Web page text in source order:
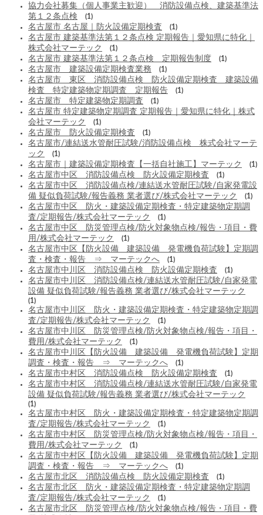
協力会社募集（個人事業主歓迎） 消防設備点検、建築基準法
第１２条点検
(1)
名古屋市 名古屋｜防火設備定期検査 (1)
名古屋市 建築基準法第１２条点検 定期報告｜愛知県に特化｜
株式会社マーテック
(1)
名古屋市 建築基準法第１２条点検 定期報告制度 (1)
名古屋市 建築設備定期検査業務 (1)
名古屋市 東区 消防設備点検 防火設備定期検査 建築設備
検査 特定建築物定期調査 定期報告
(1)
名古屋市 特定建築物定期調査 (1)
名古屋市 特定建築物定期調査 定期報告｜愛知県に特化｜株式
会社マーテック
(1)
名古屋市 防火設備定期検査 (1)
名古屋市/連結送水管耐圧試験/消防設備点検 株式会社マーテ
ック
(1)
名古屋市｜建築設備定期検査【一括自社施工】マーテック (1)
名古屋市中区 消防設備点検 防火設備定期検査 (1)
名古屋市中区 消防設備点検/連結送水管耐圧試験/自家発電設
備 疑似負荷試験/報告義務 業者選び/株式会社マーテック
(1)
名古屋市中区 防火・建築設備定期検査・特定建築物定期調
査/定期報告/株式会社マーテック
(1)
名古屋市中区 防災管理点検/防火対象物点検/報告・項目・費
用/株式会社マーテック
(1)
名古屋市中区【防火設備 建築設備 発電機負荷試験】定期調
査・検査・報告 ⇒ マーテックへ
(1)
名古屋市中川区 消防設備点検 防火設備定期検査 (1)
名古屋市中川区 消防設備点検/連結送水管耐圧試験/自家発電
設備 疑似負荷試験/報告義務 業者選び/株式会社マーテック
(1)
名古屋市中川区 防火・建築設備定期検査・特定建築物定期調
査/定期報告/株式会社マーテック
(1)
名古屋市中川区 防災管理点検/防火対象物点検/報告・項目・
費用/株式会社マーテック
(1)
名古屋市中川区【防火設備 建築設備 発電機負荷試験】定期
調査・検査・報告 ⇒ マーテックへ
(1)
名古屋市中村区 消防設備点検 防火設備定期検査 (1)
名古屋市中村区 消防設備点検/連結送水管耐圧試験/自家発電
設備 疑似負荷試験/報告義務 業者選び/株式会社マーテック
(1)
名古屋市中村区 防火・建築設備定期検査・特定建築物定期調
査/定期報告/株式会社マーテック
(1)
名古屋市中村区 防災管理点検/防火対象物点検/報告・項目・
費用/株式会社マーテック
(1)
名古屋市中村区【防火設備 建築設備 発電機負荷試験】定期
調査・検査・報告 ⇒ マーテックへ
(1)
名古屋市北区 消防設備点検 防火設備定期検査 (1)
名古屋市北区 防火・建築設備定期検査・特定建築物定期調
査/定期報告/株式会社マーテック
(1)
名古屋市北区 防災管理点検/防火対象物点検/報告・項目・費